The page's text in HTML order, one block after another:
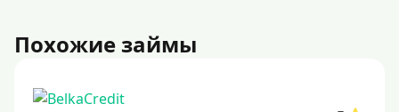
Похожие займы